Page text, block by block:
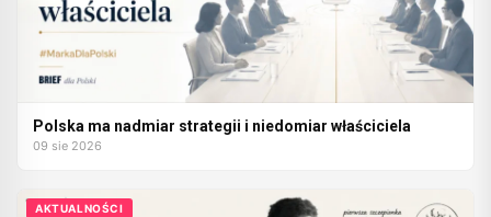
Polska ma nadmiar strategii i niedomiar właściciela
09 sie 2026
AKTUALNOŚCI